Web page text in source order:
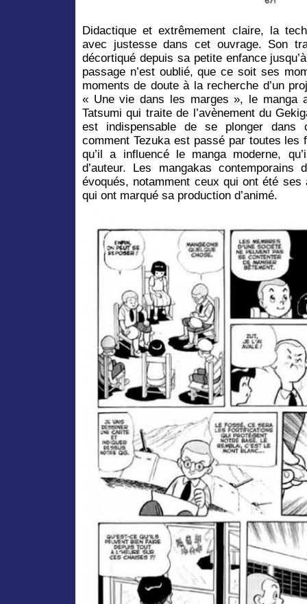
Didactique et extrêmement claire, la
avec justesse dans cet ouvrage. Son
décortiqué depuis sa petite enfance
passage n’est oublié, que ce soit ses
moments de doute à la recherche d’un
« Une vie dans les marges », le manga
Tatsumi qui traite de l’avènement du
est indispensable de se plonger dans
comment Tezuka est passé par toutes
qu’il a influencé le manga moderne,
d’auteur. Les mangakas
évoqués, notamment ceux qui ont été
qui ont marqué sa production d’animé.